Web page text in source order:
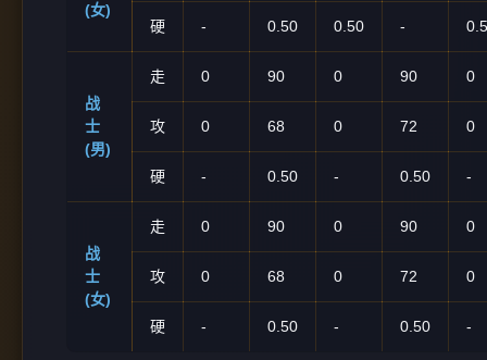
(女)
硬 - 0.50 0.50 -
战
士
(男)
走 0 90 0 90 0
攻 0 68 0 72 0
硬 - 0.50 - 0.50 -
战
士
(女)
走 0 90 0 90 0
攻 0 68 0 72 0
硬 - 0.50 - 0.50 -